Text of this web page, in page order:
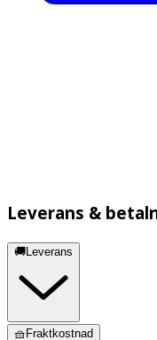
Leverans &
🚚Leverans
🧺Fraktkostnad